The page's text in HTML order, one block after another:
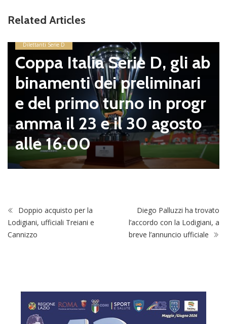
Related Articles
Dilettanti Serie D
Coppa Italia Serie D, gli ab
binamenti dei preliminari
e del primo turno in progr
amma il 23 e il 30 agosto
alle 16.00
Doppio acquisto per la
Lodigiani, ufficiali Treiani e
Cannizzo
Diego Palluzzi ha trovato
l’accordo con la Lodigiani, a
breve l’annuncio ufficiale